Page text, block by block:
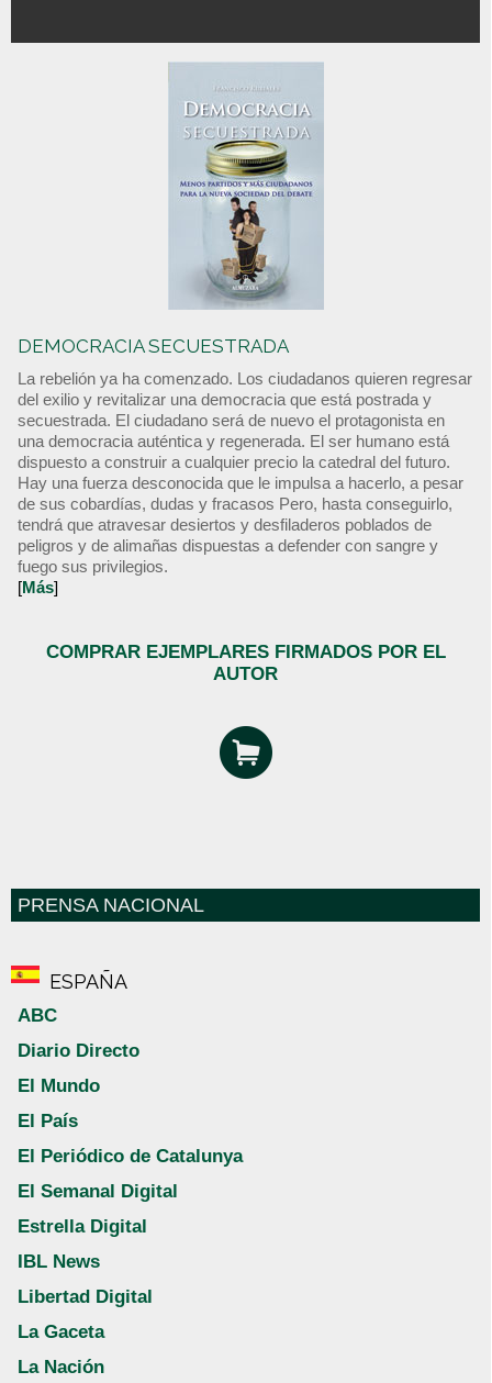
DEMOCRACIA SECUESTRADA
La rebelión ya ha comenzado. Los ciudadanos quieren regresar
del exilio y revitalizar una democracia que está postrada y
secuestrada. El ciudadano será de nuevo el protagonista en
una democracia auténtica y regenerada. El ser humano está
dispuesto a construir a cualquier precio la catedral del futuro.
Hay una fuerza desconocida que le impulsa a hacerlo, a pesar
de sus cobardías, dudas y fracasos Pero, hasta conseguirlo,
tendrá que atravesar desiertos y desfiladeros poblados de
peligros y de alimañas dispuestas a defender con sangre y
fuego sus privilegios.
[Más]
COMPRAR EJEMPLARES FIRMADOS POR EL
AUTOR
PRENSA NACIONAL
ESPAÑA
ABC
Diario Directo
El Mundo
El País
El Periódico de Catalunya
El Semanal Digital
Estrella Digital
IBL News
Libertad Digital
La Gaceta
La Nación